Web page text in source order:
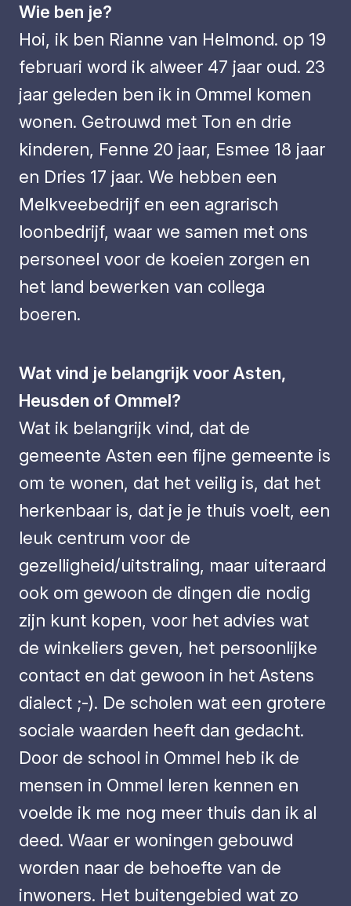
Wie ben je?
Hoi, ik ben Rianne van Helmond. op 19
februari word ik alweer 47 jaar oud. 23
jaar geleden ben ik in Ommel komen
wonen. Getrouwd met Ton en drie
kinderen, Fenne 20 jaar, Esmee 18 jaar
en Dries 17 jaar. We hebben een
Melkveebedrijf en een agrarisch
loonbedrijf, waar we samen met ons
personeel voor de koeien zorgen en
het land bewerken van collega
boeren.
Wat vind je belangrijk voor Asten,
Heusden of Ommel?
Wat ik belangrijk vind, dat de
gemeente Asten een fijne gemeente is
om te wonen, dat het veilig is, dat het
herkenbaar is, dat je je thuis voelt, een
leuk centrum voor de
gezelligheid/uitstraling, maar uiteraard
ook om gewoon de dingen die nodig
zijn kunt kopen, voor het advies wat
de winkeliers geven, het persoonlijke
contact en dat gewoon in het Astens
dialect ;-). De scholen wat een grotere
sociale waarden heeft dan gedacht.
Door de school in Ommel heb ik de
mensen in Ommel leren kennen en
voelde ik me nog meer thuis dan ik al
deed. Waar er woningen gebouwd
worden naar de behoefte van de
inwoners. Het buitengebied wat zo